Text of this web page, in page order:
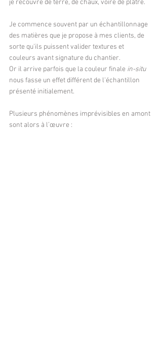
je recouvre de terre, de chaux, voire de plâtre.
Je commence souvent par un échantillonnage
des matières que je propose à mes clients, de
sorte qu'ils puissent valider textures et
couleurs avant signature du chantier.
Or il arrive parfois que la couleur finale in-situ
nous fasse un effet différent de l'échantillon
présenté initialement.
Plusieurs phénomènes imprévisibles en amont
sont alors à l’œuvre :